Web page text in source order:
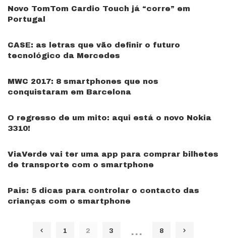
Novo TomTom Cardio Touch já “corre” em
Portugal
CASE: as letras que vão definir o futuro
tecnológico da Mercedes
MWC 2017: 8 smartphones que nos
conquistaram em Barcelona
O regresso de um mito: aqui está o novo Nokia
3310!
ViaVerde vai ter uma app para comprar bilhetes
de transporte com o smartphone
Pais: 5 dicas para controlar o contacto das
crianças com o smartphone
1 2 3 … 8